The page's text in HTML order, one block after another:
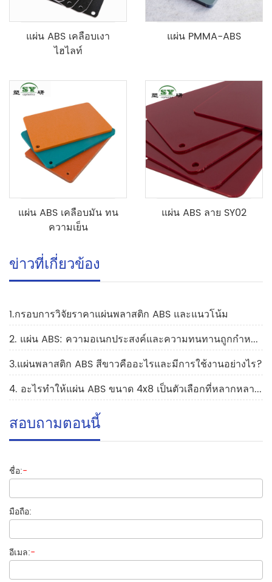
แผ่น ABS เคลือบเงา
ไฮไลท์
แผ่น PMMA-ABS
แผ่น ABS เคลือบมัน ทน
ความเย็น
แผ่น ABS ลาย SY02
ข่าวที่เกี่ยวข้อง
1.กรอบการวิจัยราคาแผ่นพลาสติก ABS และแนวโน้ม
2. แผ่น ABS: ความอเนกประสงค์และความทนทานถูกกำหนดใหม่
3.แผ่นพลาสติก ABS สีขาวคืออะไรและมีการใช้งานอย่างไร?
4. อะไรทำให้แผ่น ABS ขนาด 4x8 เป็นตัวเลือกที่หลากหลายสำหรับโครงการของคุณ
สอบถามตอนนี้
ชื่อ:-
มือถือ:
อีเมล:-